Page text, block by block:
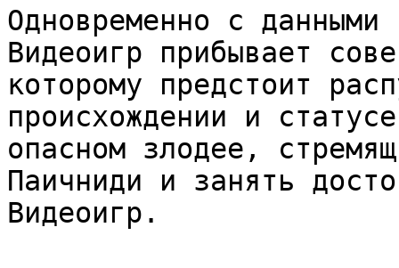
Одновременно с
Видеоигр прибывает
которому предстоит
происхождении и
опасном злодее,
Паичниди и занять
Видеоигр.